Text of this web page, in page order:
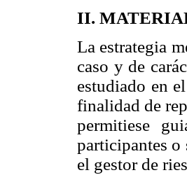
II.
La estrategia
caso y de
estudiado en
finalidad de
permitiese
participantes o
el gestor de